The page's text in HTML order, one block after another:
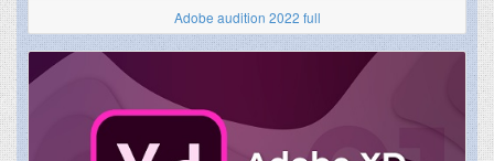
Adobe audition 2022 full